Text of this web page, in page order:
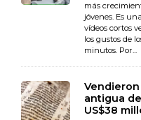
más
jóvenes. Es
vídeos cortos
los gustos de
minutos. Por...
antigua
US$38